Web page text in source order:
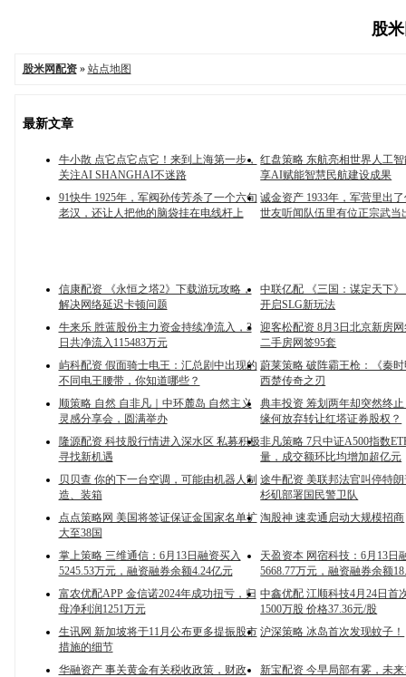
股
股米网配资» 站点地图
最新文章
牛小散 点它点它点它！来到上海第一步，
关注AI SHANGHAI不迷路
红盘策略 东航亮相世界人工
享AI赋能智慧民航建设成果
91快牛 1925年，军阀孙传芳杀了一个六旬
老汉，还让人把他的脑袋挂在电线杆上
诚金资产 1933年，军营里出
世友听闻队伍里有位正宗武当
信康配资 《永恒之塔2》下载游玩攻略，
解决网络延迟卡顿问题
中联亿配 《三国：谋定天下
开启SLG新玩法
牛来乐 胜蓝股份主力资金持续净流入，3
日共净流入115483万元
迎客松配资 8月3日北京新房
二手房网签95套
屿科配资 假面骑士电王：汇总剧中出现的
不同电王腰带，你知道哪些？
蔚莱策略 破阵霸王枪：《秦
西楚传奇之刃
顺策略 自然 自非凡｜中环麓岛 自然主义
灵感分享会，圆满举办
典丰投资 筹划两年却突然终
缘何放弃转让红塔证券股权？
隆源配资 科技股行情进入深水区 私募积极
寻找新机遇
非凡策略 7只中证A500指数
量，成交额环比均增加超亿元
贝贝查 你的下一台空调，可能由机器人制
造、装箱
途牛配资 美联邦法官叫停特
杉矶部署国民警卫队
点点策略网 美国将签证保证金国家名单扩
大至38国
淘股神 速卖通启动大规模招商
掌上策略 三维通信：6月13日融资买入
5245.53万元，融资融券余额4.24亿元
天盈资本 网宿科技：6月13日
5668.77万元，融资融券余额
富农优配APP 金信诺2024年成功扭亏，归
母净利润1251万元
中鑫优配 江顺科技4月24日首
1500万股 价格37.36元/股
生讯网 新加坡将于11月公布更多提振股市
措施的细节
沪深策略 冰岛首次发现蚊子！
华融资产 事关黄金有关税收政策，财政
新宝配资 今早局部有雾，未